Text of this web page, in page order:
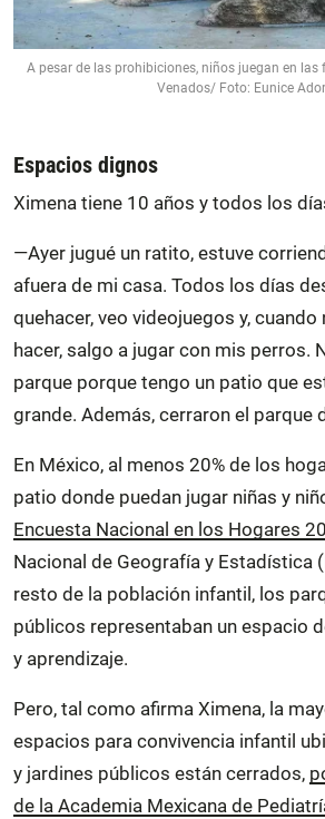
A pesar de las prohibiciones, niños juegan en las
Venados/ Foto: Eunice
Espacios dignos
Ximena tiene 10 años y todos los
—Ayer jugué un ratito, estuve
afuera de mi casa. Todos los días
quehacer, veo videojuegos y,
hacer, salgo a jugar con mis perros.
parque porque tengo un patio que
grande. Además, cerraron el parque
En México, al menos 20% de los
patio donde puedan jugar niñas y
Encuesta Nacional en los Hogares
Nacional de Geografía y Estadística
resto de la población infantil, los
públicos representaban un espacio
y aprendizaje.
Pero, tal como afirma Ximena, la
espacios para convivencia infantil
y jardines públicos están cerrados,
de la Academia Mexicana de